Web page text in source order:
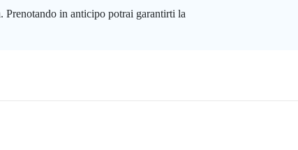
Prenotando in anticipo potrai garantirti la